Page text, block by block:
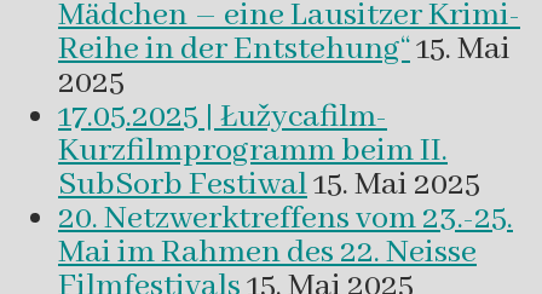
Mädchen – eine Lausitzer Krimi-
Reihe in der Entstehung“15. Mai
2025
17.05.2025 | Łužycafilm-
Kurzfilmprogramm beim II.
SubSorb Festiwal15. Mai 2025
20. Netzwerktreffens vom 23.-25.
Mai im Rahmen des 22. Neisse